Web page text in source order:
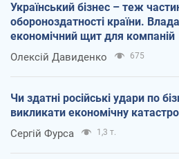
Український бізнес – теж
обороноздатності країни.
економічний щит для компаній
Олексій Давиденко 675
Чи здатні російські удари по
викликати економічну
Сергій Фурса 1,3 т.